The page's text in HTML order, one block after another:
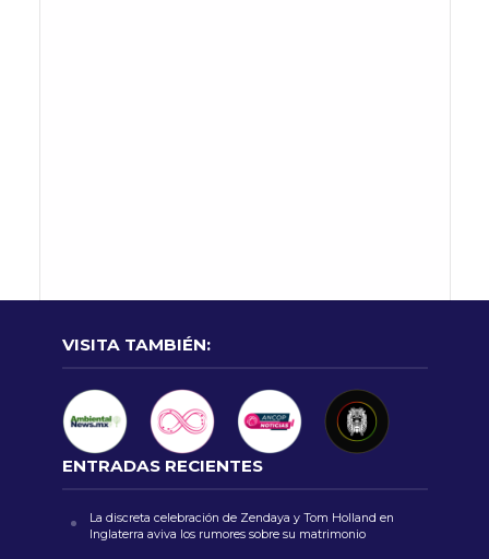
VISITA TAMBIÉN:
ENTRADAS RECIENTES
La discreta celebración de Zendaya y Tom Holland en
Inglaterra aviva los rumores sobre su matrimonio